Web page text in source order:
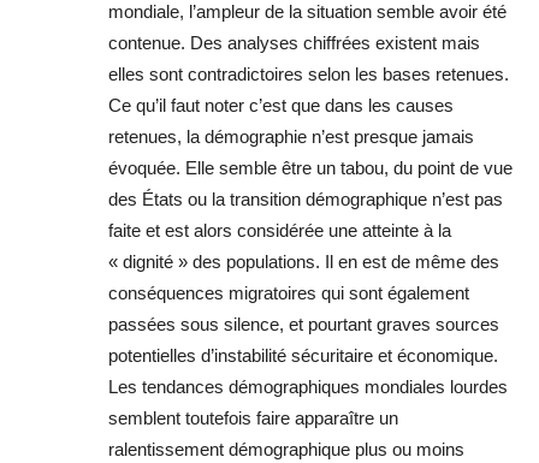
mondiale, l’ampleur de la situation semble avoir été
contenue. Des analyses chiffrées existent mais
elles sont contradictoires selon les bases retenues.
Ce qu’il faut noter c’est que dans les causes
retenues, la démographie n’est presque jamais
évoquée. Elle semble être un tabou, du point de vue
des États ou la transition démographique n’est pas
faite et est alors considérée une atteinte à la
« dignité » des populations. Il en est de même des
conséquences migratoires qui sont également
passées sous silence, et pourtant graves sources
potentielles d’instabilité sécuritaire et économique.
Les tendances démographiques mondiales lourdes
semblent toutefois faire apparaître un
ralentissement démographique plus ou moins